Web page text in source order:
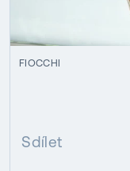
FIOCCHI
Sdílet